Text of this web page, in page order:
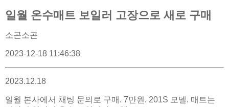
일월 온수매트 보일러 고장으로 새로 구매
소곤소곤
2023-12-18 11:46:38
2023.12.18
일월 본사에서 채팅 문의로 구매. 7만원. 201S 모델. 매트는